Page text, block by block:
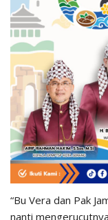
“Bu Vera dan Pak
nanti